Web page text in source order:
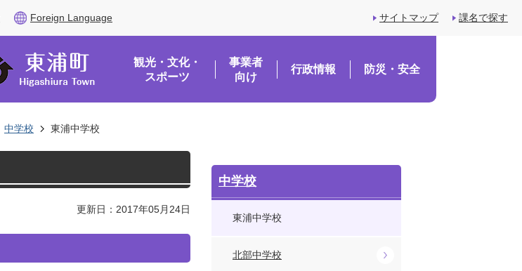
Foreign Language サイトマップ 課名で探す
観光・文化・
スポーツ
事業者
向け
行政情報 防災・安全
中学校 東浦中学校
更新日：2017年05月24日
中学校
東浦中学校
北部中学校